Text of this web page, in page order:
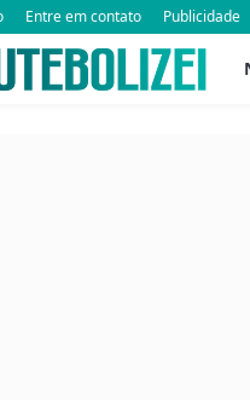
Entre em contato Publicidade